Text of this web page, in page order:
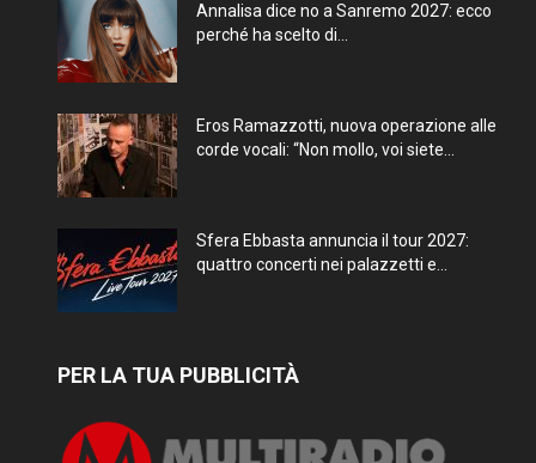
Annalisa dice no a Sanremo 2027: ecco
perché ha scelto di...
Eros Ramazzotti, nuova operazione alle
corde vocali: “Non mollo, voi siete...
Sfera Ebbasta annuncia il tour 2027:
quattro concerti nei palazzetti e...
PER LA TUA PUBBLICITÀ